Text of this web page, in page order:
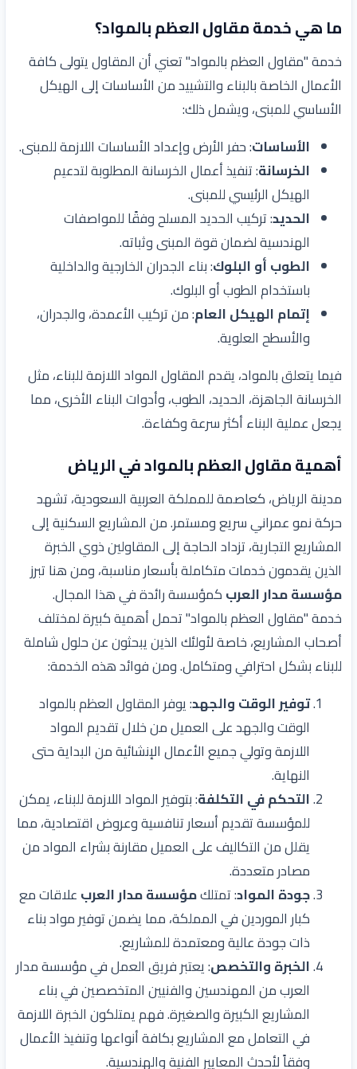
ما هي خدمة مقاول العظم بالمواد؟
خدمة "مقاول العظم بالمواد" تعني أن المقاول يتولى كافة
الأعمال الخاصة بالبناء والتشييد من الأساسات إلى الهيكل
الأساسي للمبنى، ويشمل ذلك:
الأساسات: حفر الأرض وإعداد الأساسات اللازمة للمبنى.
الخرسانة: تنفيذ أعمال الخرسانة المطلوبة لتدعيم
الهيكل الرئيسي للمبنى.
الحديد: تركيب الحديد المسلح وفقًا للمواصفات
الهندسية لضمان قوة المبنى وثباته.
الطوب أو البلوك: بناء الجدران الخارجية والداخلية
باستخدام الطوب أو البلوك.
إتمام الهيكل العام: من تركيب الأعمدة، والجدران،
والأسطح العلوية.
فيما يتعلق بالمواد، يقدم المقاول المواد اللازمة للبناء، مثل
الخرسانة الجاهزة، الحديد، الطوب، وأدوات البناء الأخرى، مما
يجعل عملية البناء أكثر سرعة وكفاءة.
أهمية مقاول العظم بالمواد في الرياض
مدينة الرياض، كعاصمة للمملكة العربية السعودية، تشهد
حركة نمو عمراني سريع ومستمر. من المشاريع السكنية إلى
المشاريع التجارية، تزداد الحاجة إلى المقاولين ذوي الخبرة
الذين يقدمون خدمات متكاملة بأسعار مناسبة، ومن هنا تبرز
مؤسسة مدار العربكمؤسسة رائدة في هذا المجال.
خدمة "مقاول العظم بالمواد" تحمل أهمية كبيرة لمختلف
أصحاب المشاريع، خاصة لأولئك الذين يبحثون عن حلول شاملة
للبناء بشكل احترافي ومتكامل. ومن فوائد هذه الخدمة:
توفير الوقت والجهد: يوفر المقاول العظم بالمواد
الوقت والجهد على العميل من خلال تقديم المواد
اللازمة وتولي جميع الأعمال الإنشائية من البداية حتى
النهاية.
التحكم في التكلفة: بتوفير المواد اللازمة للبناء، يمكن
للمؤسسة تقديم أسعار تنافسية وعروض اقتصادية، مما
يقلل من التكاليف على العميل مقارنة بشراء المواد من
مصادر متعددة.
جودة المواد: تمتلكمؤسسة مدار العربعلاقات مع
كبار الموردين في المملكة، مما يضمن توفير مواد بناء
ذات جودة عالية ومعتمدة للمشاريع.
الخبرة والتخصص: يعتبر فريق العمل في مؤسسة مدار
العرب من المهندسين والفنيين المتخصصين في بناء
المشاريع الكبيرة والصغيرة. فهم يمتلكون الخبرة اللازمة
في التعامل مع المشاريع بكافة أنواعها وتنفيذ الأعمال
وفقاً لأحدث المعايير الفنية والهندسية.